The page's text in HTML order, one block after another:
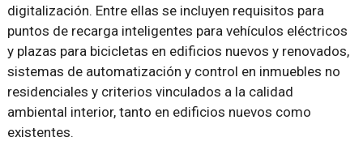
digitalización. Entre ellas se incluyen requisitos para
puntos de recarga inteligentes para vehículos eléctricos
y plazas para bicicletas en edificios nuevos y renovados,
sistemas de automatización y control en inmuebles no
residenciales y criterios vinculados a la calidad
ambiental interior, tanto en edificios nuevos como
existentes.